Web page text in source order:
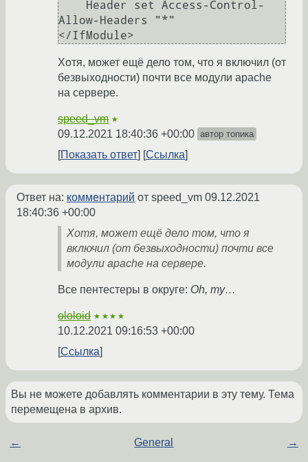
Allow-Headers "*"
Хотя, может ещё дело том, что я включил (от
безвыходности) почти все модули apache
на сервере.
speed_vm ★
09.12.2021 18:40:36 +00:00 автор топика
Показать ответ Ссылка
Ответ на: комментарий от speed_vm 09.12.2021
18:40:36 +00:00
Хотя, может ещё дело том, что я
включил (от безвыходности) почти все
модули apache на сервере.
Все пентестеры в округе: Oh, my…
ololoid ★★★★
10.12.2021 09:16:53 +00:00
Ссылка
Вы не можете добавлять комментарии в эту тему. Тема
перемещена в архив.
← General →